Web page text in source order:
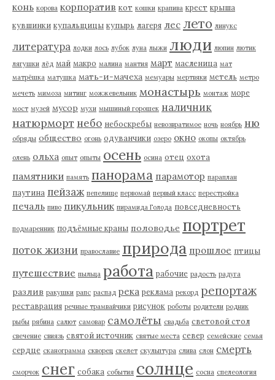
конь корова корпоратив кот кошки крапива крест крыша
кувшинки купальщицы купырь лагеря лес лето линукс
литература лодки лось лубок луна лыжи люди люпин лютик
лягушки лёд май макро малина мантия март масленица мат
матрёшка матушка мать-и-мачеха мемуары мертвяки метель метро
мечеть мимоза митинг можжевельник монастырь монтаж море
мост музей мусор мухи мышиный горошек наличник
натюрморт небо небоскребы невозвратимое ночь ноябрь ню
обряды общество огонь одуванчики озеро окно окопы октябрь
олень ольха опыт опыты осень осина отец охота
памятники память панорама парамотор параплан
паутина пейзаж пепелище первомай первый класс перестройка
печаль пиво пикульник пирамида Голода повседневность
подмаренник подъёмные краны половодье портрет
поток жизни православие природа прошлое птицы
путешествие пыльца работа рабочие радость радуга
разлив ракушки рапс распад река реклама рекорд репортаж
реставрация речные трамвайчики рисунок роботы родители родник
рыбы рябина салют самовар самолёты свадьба световой стол
свечение свиязь святой источник святые места север семейские семья
сердце сканограмма скворец скелет скульптура слива слон смерть
сморчок снег собака события солнце сосна спелеология